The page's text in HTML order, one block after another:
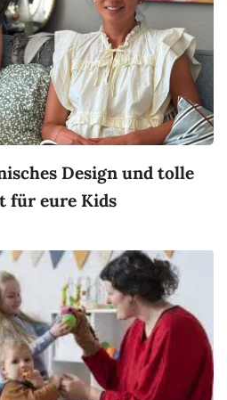
Design und tolle
für eure Kids